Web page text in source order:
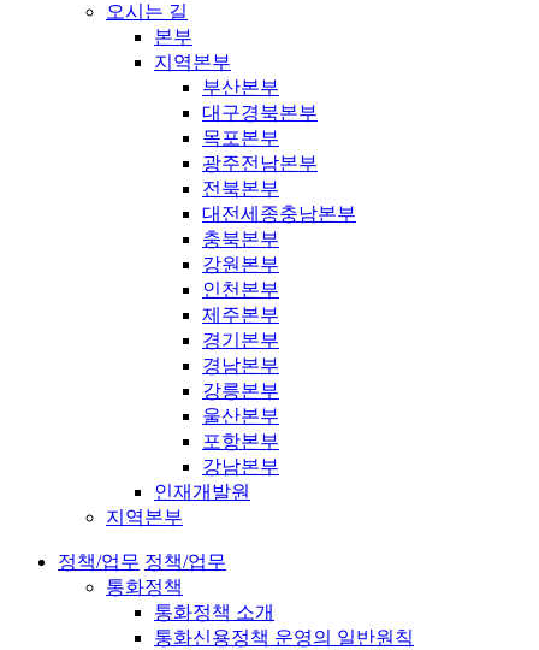
오시는 길
본부
지역본부
부산본부
대구경북본부
목포본부
광주전남본부
전북본부
대전세종충남본부
충북본부
강원본부
인천본부
제주본부
경기본부
경남본부
강릉본부
울산본부
포항본부
강남본부
인재개발원
지역본부
정책/업무 정책/업무
통화정책
통화정책 소개
통화신용정책 운영의 일반원칙